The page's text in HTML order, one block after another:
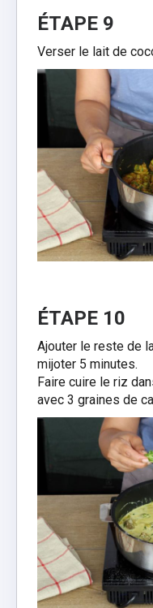
ÉTAPE 9
Verser le lait de
ÉTAPE 10
Ajouter le reste de
mijoter 5 minutes.
Faire cuire le riz
avec 3 graines de